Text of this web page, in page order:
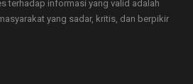
terhadap informasi yang valid adalah
yang sadar, kritis, dan berpikir